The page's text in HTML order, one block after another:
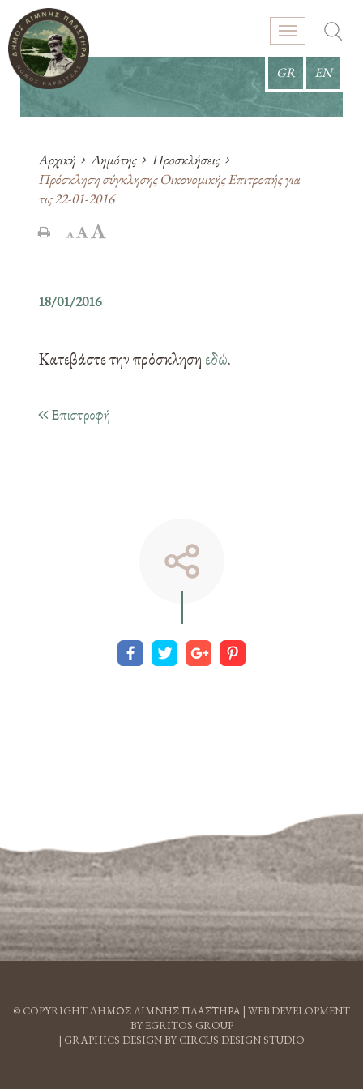
GR EN
Αρχική Δημότης
Προσκλήσεις
Πρόσκληση σύγκλησης Οικονομικής Επιτροπής για
τις 22-01-2016
18/01/2016
Κατεβάστε την πρόσκληση εδώ.
Επιστροφή
© COPYRIGHT ΔΗΜΟΣ ΛΙΜΝΗΣ ΠΛΑΣΤΗΡΑ | WEB DEVELOPMENT
BY EGRITOS GROUP
| GRAPHICS DESIGN BY CIRCUS DESIGN STUDIO